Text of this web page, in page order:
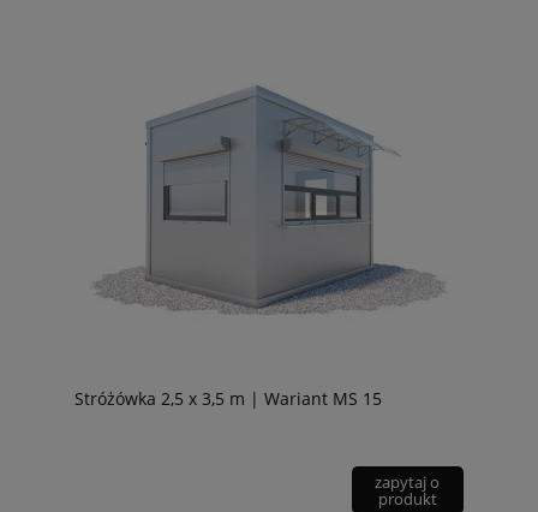
Stróżówka 2,5 x 3,5 m | Wariant MS 15
zapytaj o
produkt